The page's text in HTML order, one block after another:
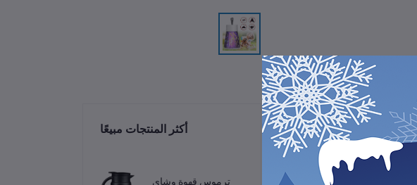
أكثر المنتجات مبيعًا
ترموس قهوة وشاي
التقييمات والمراجعات